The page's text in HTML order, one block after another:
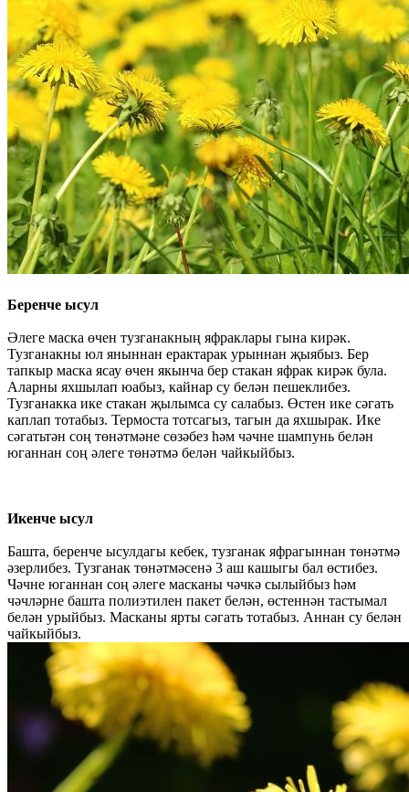
Беренче ысул
Әлеге маска өчен тузганакның яфраклары гына кирәк.
Тузганакны юл яныннан ерактарак урыннан җыябыз. Бер
тапкыр маска ясау өчен якынча бер стакан яфрак кирәк була.
Аларны яхшылап юабыз, кайнар су белән пешеклибез.
Тузганакка ике стакан җылымса су салабыз. Өстен ике сәгать
каплап тотабыз. Термоста тотсагыз, тагын да яхшырак. Ике
сәгатьтән соң төнәтмәне сөзәбез һәм чәчне шампунь белән
юганнан соң әлеге төнәтмә белән чайкыйбыз.
Икенче ысул
Башта, беренче ысулдагы кебек, тузганак яфрагыннан төнәтмә
әзерлибез. Тузганак төнәтмәсенә 3 аш кашыгы бал өстибез.
Чәчне юганнан соң әлеге масканы чәчкә сылыйбыз һәм
чәчләрне башта полиэтилен пакет белән, өстеннән тастымал
белән урыйбыз. Масканы ярты сәгать тотабыз. Аннан су белән
чайкыйбыз.